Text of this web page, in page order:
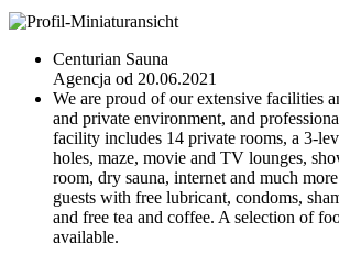
Centurian Sauna
Agencja od 20.06.2021
We are proud of our extensive facilities
and private environment, and
facility includes 14 private rooms, a 3-
holes, maze, movie and TV lounges,
room, dry sauna, internet and much
guests with free lubricant, condoms,
and free tea and coffee. A selection of
available.